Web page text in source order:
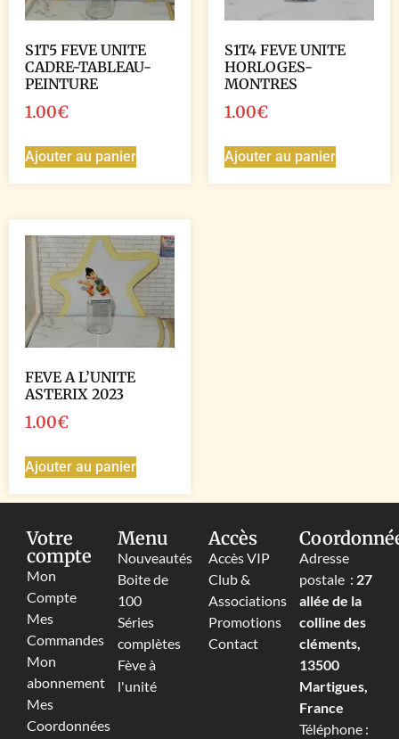
S1T5 FEVE UNITE
CADRE-TABLEAU-
PEINTURE
1.00€
Ajouter au panier
S1T4 FEVE UNITE
HORLOGES-
MONTRES
1.00€
Ajouter au panier
FEVE A L’UNITE
ASTERIX 2023
1.00€
Ajouter au panier
Votre
compte
Mon
Compte
Mes
Commandes
Mon
abonnement
Mes
Coordonnées
Menu
Nouveautés
Boite de
100
Séries
complètes
Fève à
l'unité
Accès
Accès VIP
Club &
Associations
Promotions
Contact
Adresse
postale : 27
allée de la
colline des
cléments,
13500
Martigues,
France
Téléphone :